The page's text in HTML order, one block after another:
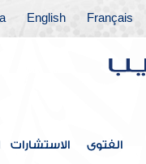
Français
English
الفتوى الاستشارات